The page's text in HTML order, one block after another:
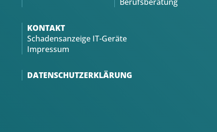
KONTAKT
Schadensanzeige IT-Geräte
Impressum
DATENSCHUTZERKLÄRUNG